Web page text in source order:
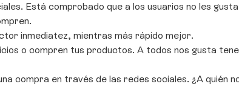
Está comprobado que a los usuarios no les
inmediatez, mientras más rápido mejor.
o compren tus productos. A todos nos gusta
compra en través de las redes sociales. ¿A quién